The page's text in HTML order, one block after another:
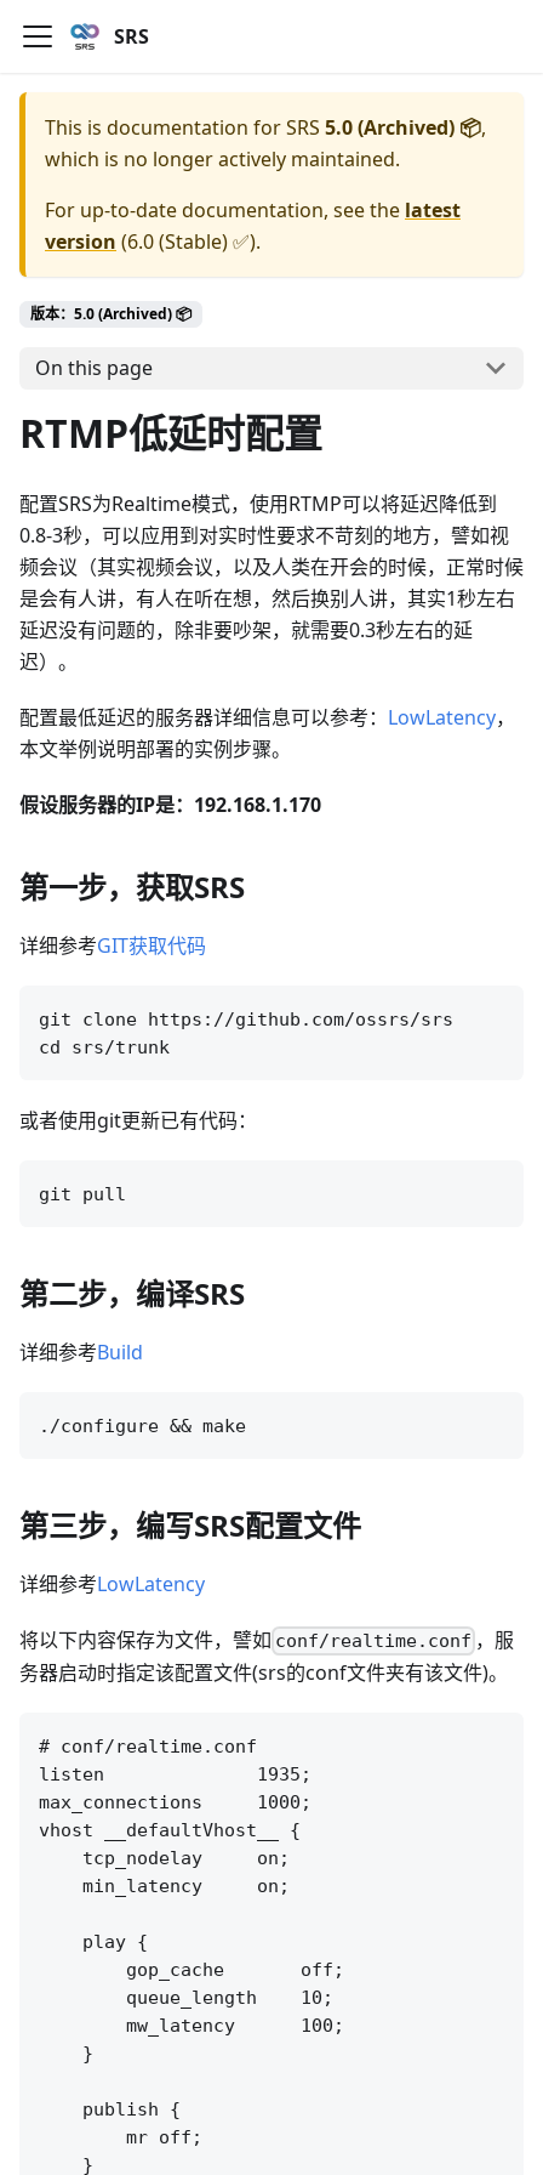
SRS
This is documentation forSRS 5.0 (Archived) 📦,
which is no longer actively maintained.
For up-to-date documentation, see the latest
version (6.0 (Stable) ✅).
版本：5.0 (Archived) 📦
On this page
RTMP低延时配置
配置SRS为Realtime模式，使用RTMP可以将延迟降低到
0.8-3秒，可以应用到对实时性要求不苛刻的地方，譬如视
频会议（其实视频会议，以及人类在开会的时候，正常时候
是会有人讲，有人在听在想，然后换别人讲，其实1秒左右
延迟没有问题的，除非要吵架，就需要0.3秒左右的延
迟）。
配置最低延迟的服务器详细信息可以参考： LowLatency，
本文举例说明部署的实例步骤。
假设服务器的IP是：192.168.1.170
第一步，获取SRS
详细参考GIT获取代码
git clone https://github.com/ossrs/srs
或者使用git更新已有代码：
第二步，编译SRS
详细参考Build
第三步，编写SRS配置文件
详细参考LowLatency
将以下内容保存为文件，譬如 conf/realtime.conf ，服
务器启动时指定该配置文件(srs的conf文件夹有该文件)。
# conf/realtime.conf
listen              1935;
max_connections     1000;
vhost __defaultVhost__ {
    tcp_nodelay     on;
    min_latency     on;
    play {
        gop_cache       off;
        queue_length    10;
        mw_latency      100;
    }
    publish {
        mr off;
    }